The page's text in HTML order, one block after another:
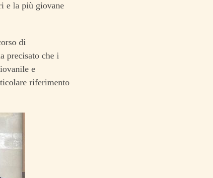
e la più giovane
di
precisato che i
e
riferimento